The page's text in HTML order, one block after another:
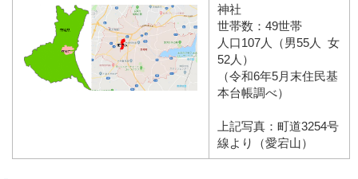
神社
世帯数：49世帯
人口107人（男55人 女
52人）
（令和6年5月末住民基
本台帳調べ）
上記写真：町道3254号
線より（愛宕山）